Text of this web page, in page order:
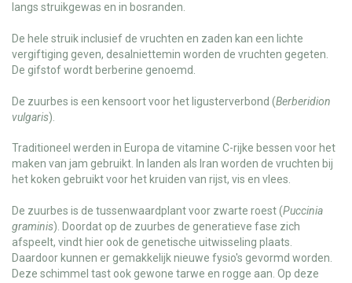
langs struikgewas en in bosranden.
De hele struik inclusief de vruchten en zaden kan een lichte
vergiftiging geven, desalniettemin worden de vruchten gegeten.
De gifstof wordt berberine genoemd.
De zuurbes is een kensoort voor het ligusterverbond (Berberidion
vulgaris).
Traditioneel werden in Europa de vitamine C-rijke bessen voor het
maken van jam gebruikt. In landen als Iran worden de vruchten bij
het koken gebruikt voor het kruiden van rijst, vis en vlees.
De zuurbes is de tussenwaardplant voor zwarte roest (Puccinia
graminis). Doordat op de zuurbes de generatieve fase zich
afspeelt, vindt hier ook de genetische uitwisseling plaats.
Daardoor kunnen er gemakkelijk nieuwe fysio's gevormd worden.
Deze schimmel tast ook gewone tarwe en rogge aan. Op deze